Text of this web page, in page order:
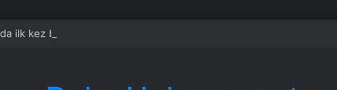
ilk kez bulaşıcı hastalık görüldü: Uzmanlar ‘tüketmeyin’ çağrısı yaptı